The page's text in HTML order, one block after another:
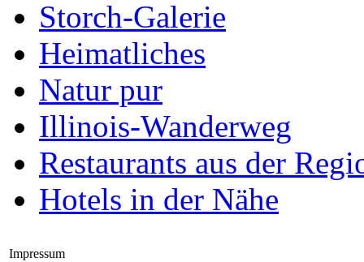
Storch-Galerie
Heimatliches
Natur pur
Illinois-Wanderweg
Restaurants aus der
Hotels in der Nähe
Impressum